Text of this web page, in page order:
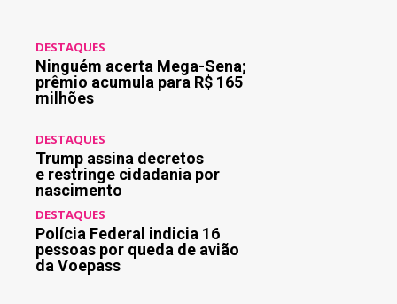
DESTAQUES
Ninguém acerta Mega-Sena;
prêmio acumula para R$ 165
milhões
DESTAQUES
Trump assina decretos
e restringe cidadania por
nascimento
DESTAQUES
Polícia Federal indicia 16
pessoas por queda de avião
da Voepass